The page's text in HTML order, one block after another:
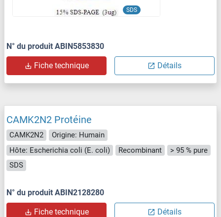
SDS
N° du produit ABIN5853830
Fiche technique Détails
CAMK2N2 Protéine
CAMK2N2
Origine: Humain
Hôte: Escherichia coli (E. coli)
Recombinant
> 95 % pure
SDS
N° du produit ABIN2128280
Fiche technique Détails